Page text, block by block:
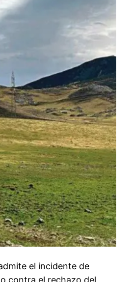
el incidente de
contra el rechazo del